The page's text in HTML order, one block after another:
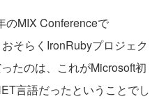
MIX Conferenceで
そらくIronRubyプロジェク
たのは、これがMicrosoft初
言語だったということでし